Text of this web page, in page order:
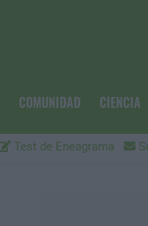
COMUNIDAD CIENCIA
Test de Eneagrama